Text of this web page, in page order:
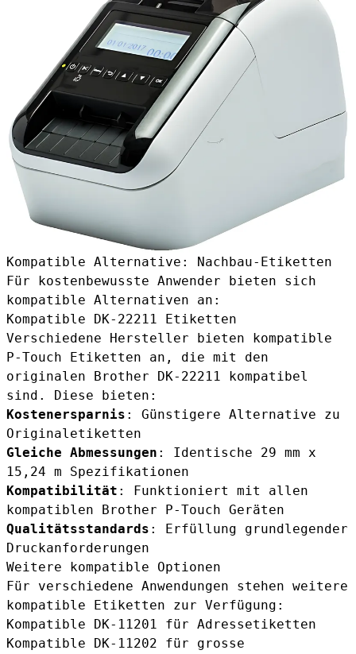
Kompatible Alternative: Nachbau-Etiketten
Für kostenbewusste Anwender bieten sich
kompatible Alternativen an:
Kompatible DK-22211 Etiketten
Verschiedene Hersteller bieten
kompatible
P-Touch Etiketten an, die mit den
originalen Brother DK-22211 kompatibel
sind. Diese bieten:
Kostenersparnis : Günstigere Alternative zu
Originaletiketten
Gleiche Abmessungen : Identische 29 mm x
15,24 m Spezifikationen
Kompatibilität : Funktioniert mit allen
kompatiblen Brother P-Touch Geräten
Qualitätsstandards : Erfüllung grundlegender
Druckanforderungen
Weitere kompatible Optionen
Für verschiedene Anwendungen stehen weitere
kompatible Etiketten zur Verfügung:
Kompatible DK-11201 für Adressetiketten
Kompatible DK-11202 für grosse